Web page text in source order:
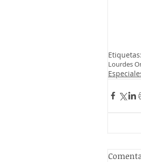
Etiquetas:
Lourdes